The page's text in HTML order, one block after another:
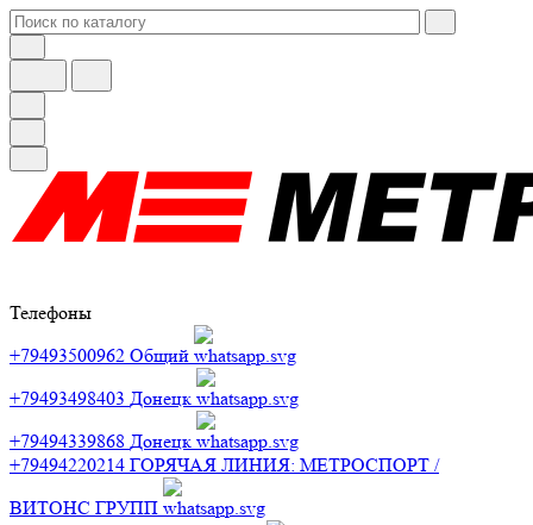
Телефоны
+79493500962 Общий
+79493498403 Донецк
+79494339868 Донецк
+79494220214 ГОРЯЧАЯ ЛИНИЯ: МЕТРОСПОРТ /
ВИТОНС ГРУПП